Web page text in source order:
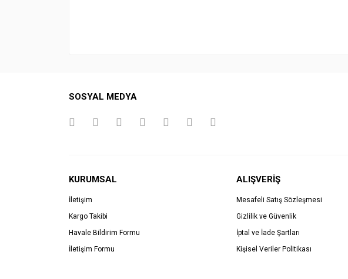
SOSYAL MEDYA
KURUMSAL
İletişim
Kargo Takibi
Havale Bildirim Formu
İletişim Formu
ALIŞVERİŞ
Mesafeli Satış Sözleşmesi
Gizlilik ve Güvenlik
İptal ve İade Şartları
Kişisel Veriler Politikası